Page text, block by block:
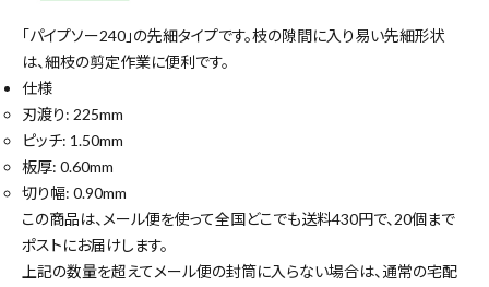
「パイプソー240」の先細タイプです。枝の隙間に入り易い先細形状
は、細枝の剪定作業に便利です。
仕様
刃渡り: 225mm
ピッチ: 1.50mm
板厚: 0.60mm
切り幅: 0.90mm
この商品は、メール便を使って全国どこでも送料430円で、 20個まで
ポストにお届けします。
上記の数量を超えてメール便の封筒に入らない場合は、通常の宅配